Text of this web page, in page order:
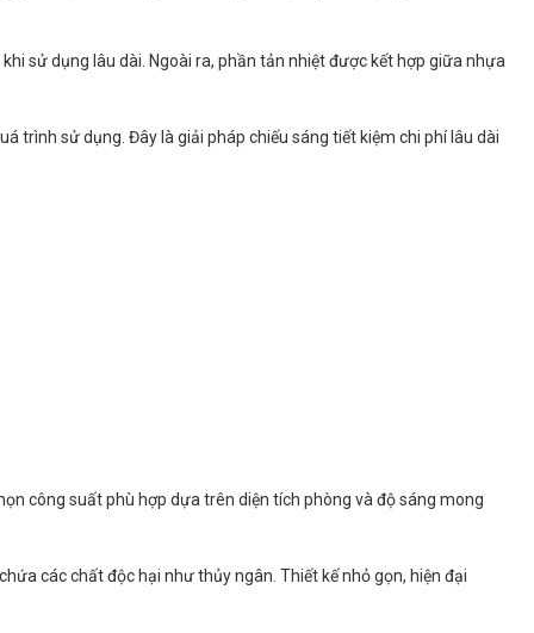
sử dụng lâu dài. Ngoài ra, phần tản nhiệt được kết hợp giữa nhựa
trình sử dụng. Đây là giải pháp chiếu sáng tiết kiệm chi phí lâu dài
công suất phù hợp dựa trên diện tích phòng và độ sáng mong
các chất độc hại như thủy ngân. Thiết kế nhỏ gọn, hiện đại